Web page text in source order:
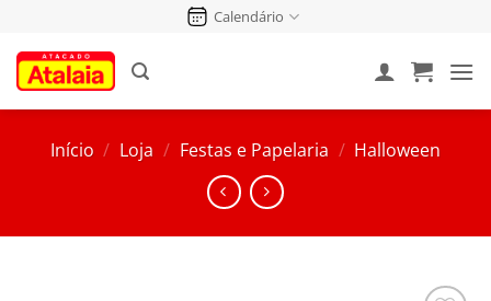
conteúdo
Calendário
Início / Loja / Festas e Papelaria / Halloween